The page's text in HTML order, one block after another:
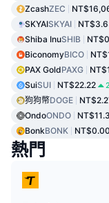
ZcashZEC
SKYAISKYAI
Shiba InuSHIB
BiconomyBICO
PAX GoldPAXG
SuiSUI NT$22.22
狗狗幣DOGE
OndoONDO
BonkBONK
熱門